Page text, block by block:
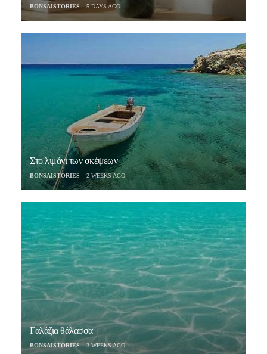
BONSAISTORIES 5 DAYS AGO
Στο λιμάνι των σκέψεων
BONSAISTORIES 2 WEEKS AGO
Γαλάζια θάλασσα
BONSAISTORIES 3 WEEKS AGO